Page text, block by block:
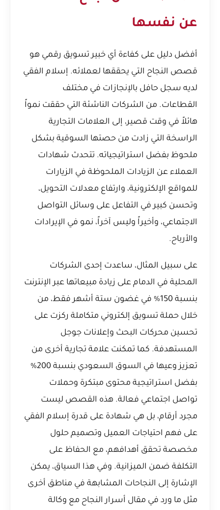
عن نفسها
أفضل دليل على كفاءة أي خبير تسويق رقمي هو
قصص النجاح التي يحققها لعملائه. إسلام الفقي
لديه سجل حافل بالإنجازات في مختلف
القطاعات. من الشركات الناشئة التي حققت نمواً
هائلاً في وقت قصير، إلى العلامات التجارية
الراسخة التي زادت من حصتها السوقية بشكل
ملحوظ بفضل استراتيجياته. تتحدث شهادات
العملاء عن الزيادات الملحوظة في الزيارات
للمواقع الإلكترونية، وارتفاع معدلات التحويل،
وتحسن كبير في التفاعل على وسائل التواصل
الاجتماعي، وأخيراً وليس آخراً، نمو في الإيرادات
والأرباح.
على سبيل المثال، ساعدت إحدى الشركات
المحلية في الدمام على زيادة مبيعاتها عبر الإنترنت
بنسبة 150% في غضون ستة أشهر فقط، من
خلال حملة تسويق إلكتروني متكاملة ركزت على
تحسين محركات البحث وإعلانات جوجل
المستهدفة. كما تمكنت علامة تجارية أخرى من
تعزيز وعيها في السوق السعودي بنسبة 200%
بفضل استراتيجية محتوى مبتكرة وحملات
تواصل اجتماعي فعالة. هذه القصص ليست
مجرد أرقام، بل هي شهادة على قدرة إسلام الفقي
على فهم احتياجات العميل وتصميم حلول
مخصصة تحقق أهدافهم، مع الحفاظ على
التكلفة ضمن الميزانية. وفي هذا السياق، يمكن
الإشارة إلى النجاحات المشابهة في مناطق أخرى
مثل ما ورد في مقال أسرار النجاح مع وكالة